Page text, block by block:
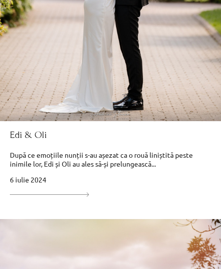
Edi & Oli
După ce emoțiile nunții s-au așezat ca o rouă liniștită peste
inimile lor, Edi și Oli au ales să-și prelungească...
6 iulie 2024